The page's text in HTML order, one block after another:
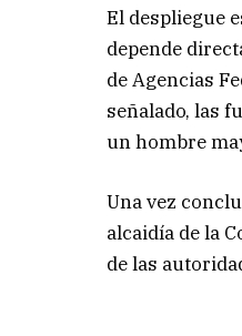
El despliegue
depende
de Agencias
señalado, las
un hombre
Una vez
alcaidía de la
de las